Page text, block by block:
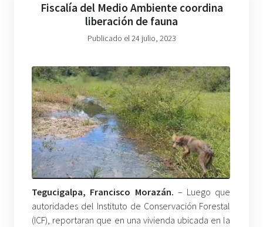
Fiscalía del Medio Ambiente coordina
liberación de fauna
Publicado el 24 julio, 2023
Tegucigalpa, Francisco Morazán. – Luego que
autoridades del Instituto de Conservación Forestal
(ICF), reportaran que en una vivienda ubicada en la